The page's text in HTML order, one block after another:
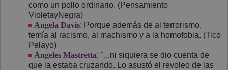
como un pollo ordinario. (Pensamiento
VioletayNegra)
Angela Davis: Porque además de al terrorismo,
temía al racismo, al machismo y a la homofobia. (Tico
Pelayo)
Ángeles Mastretta: "...ni siquiera se dio cuenta de
que la estaba cruzando. Lo asustó el revoleo de las